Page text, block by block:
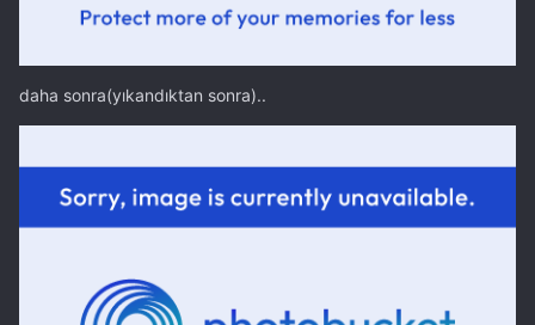
daha sonra(yıkandıktan sonra)..